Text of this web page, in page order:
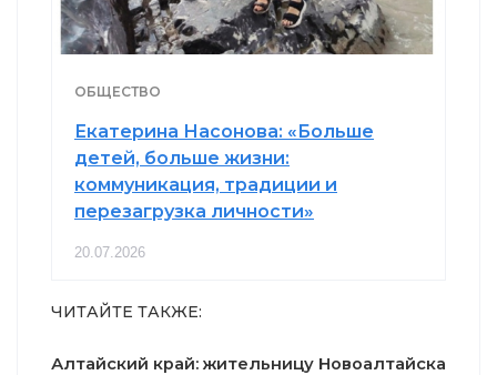
ОБЩЕСТВО
Екатерина Насонова: «Больше
детей, больше жизни:
коммуникация, традиции и
перезагрузка личности»
20.07.2026
ЧИТАЙТЕ ТАКЖЕ:
Алтайский край: жительницу Новоалтайска